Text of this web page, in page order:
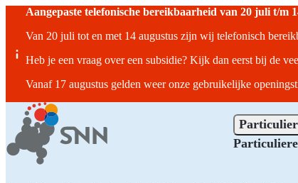
Aangepaste telefonische bereikbaarheid van 20 juli t/m
Van 20 juli tot en met 14 augustus zijn wij telefonisch
Heb je een vraag over een subsidie? Kijk dan eerst bij de
Vanaf 17 augustus gelden weer onze gebruikelijke